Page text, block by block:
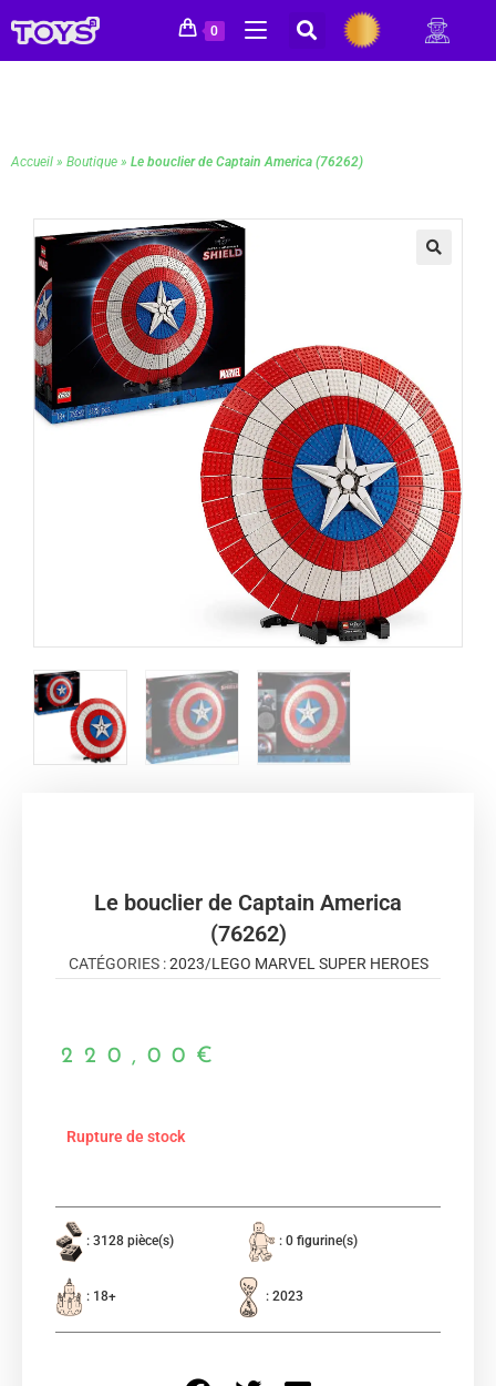
0
Accueil » Boutique » Le bouclier de Captain America (76262)
Le bouclier de Captain America
(76262)
CATÉGORIES :2023/LEGO MARVEL SUPER HEROES
220,00 €
Rupture de stock
: 3128 pièce(s) : 0 figurine(s)
: 18+ : 2023